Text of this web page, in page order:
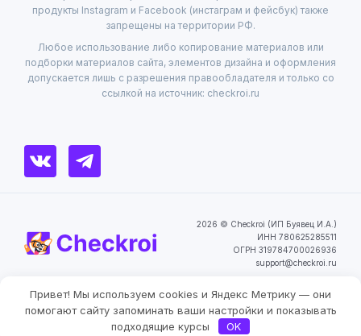
продукты Instagram и Facebook (инстаграм и фейсбук) также
запрещены на территории РФ.
Любое использование либо копирование материалов или
подборки материалов сайта, элементов дизайна и оформления
допускается лишь с разрешения правообладателя и только со
ссылкой на источник: checkroi.ru
2026 © Checkroi (ИП Буявец И.А.)
ИНН 780625285511
ОГРН 319784700026936
support@checkroi.ru
Пользовательское
Политика
Согласие на обработку
персональных данных
Привет! Мы используем cookies и Яндекс Метрику — они
помогают сайту запоминать ваши настройки и показывать
подходящие курсы
OK
Фильтры